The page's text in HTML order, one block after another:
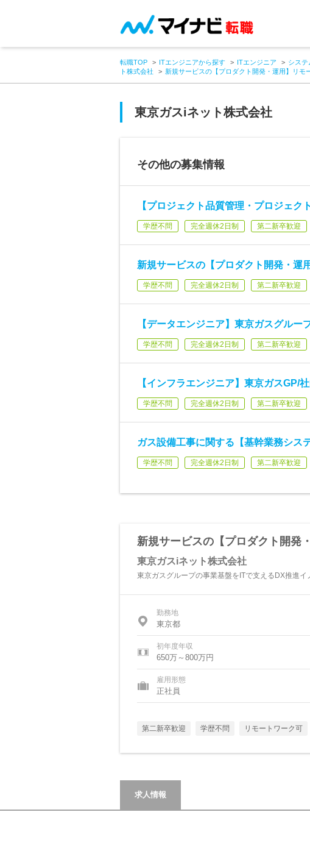
転職TOP ITエンジニアから探す ITエンジニア システ
ト株式会社
新規サービスの【プロダクト開発・運用】リ
東京ガスiネット株式会社
その他の募集情報
【プロジェクト品質管理・プロジェク
学歴不問 完全週休2日制 第二新卒歓迎
新規サービスの【プロダクト開発・運
学歴不問 完全週休2日制 第二新卒歓迎
【データエンジニア】東京ガスグル
学歴不問 完全週休2日制 第二新卒歓迎
【インフラエンジニア】東京ガスGP/
学歴不問 完全週休2日制 第二新卒歓迎
ガス設備工事に関する【基幹業務シス
学歴不問 完全週休2日制 第二新卒歓迎
新規サービスの【プロダクト開発
東京ガスiネット株式会社
東京ガスグループの事業基盤をITで支えるDX推進イ
勤務地
東京都
初年度年収
650万～800万円
雇用形態
正社員
第二新卒歓迎 学歴不問 リモートワーク可
求人情報